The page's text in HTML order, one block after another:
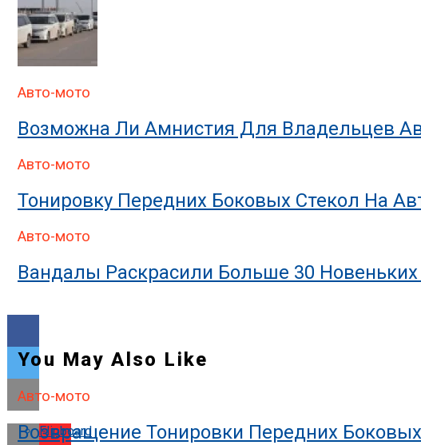
Авто-мото
Возможна Ли Амнистия Для Владельцев
Авто-мото
Тонировку Передних Боковых Стекол На
Авто-мото
Вандалы Раскрасили Больше 30
Flipboard
You May Also Like
Авто-мото
Возвращение Тонировки Передних